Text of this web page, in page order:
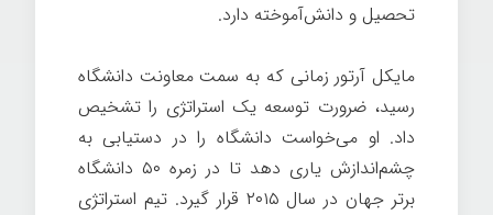
تحصیل و دانش‌آموخته دارد.
مایکل آرتور زمانی که به سمت معاونت دانشگاه
رسید، ضرورت توسعه یک استراتژی را تشخیص
داد. او می‌خواست دانشگاه را در دستیابی به
چشم‌اندازش یاری دهد تا در زمره ۵۰ دانشگاه
برتر جهان در سال ۲۰۱۵ قرار گیرد. تیم استراتژی